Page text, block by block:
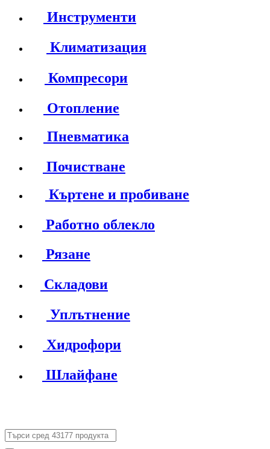
Инструменти
Климатизация
Компресори
Отопление
Пневматика
Почистване
Къртене и пробиване
Работно облекло
Рязане
Складови
Уплътнение
Хидрофори
Шлайфане